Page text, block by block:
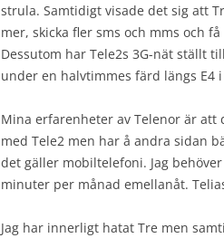
strula. Samtidigt visade det sig att
mer, skicka fler sms och mms och
Dessutom har Tele2s 3G-nät ställt
under en halvtimmes färd längs E4
Mina erfarenheter av Telenor är att
med Tele2 men har å andra sidan
det gäller mobiltelefoni. Jag
minuter per månad emellanåt.
Jag har innerligt hatat Tre men